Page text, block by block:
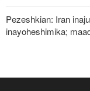
Pezeshkian: Iran
inayoheshimika;